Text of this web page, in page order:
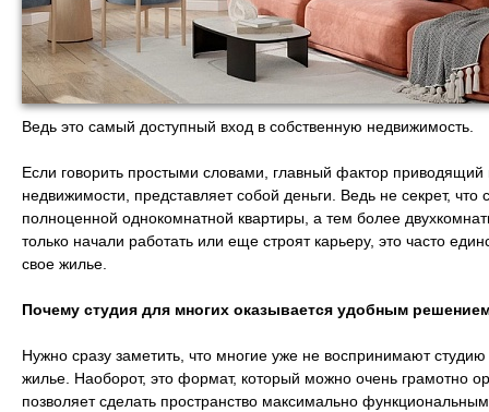
Ведь это самый доступный вход в собственную недвижимость.
Если говорить простыми словами, главный фактор приводящий
недвижимости, представляет собой деньги. Ведь не секрет, что
полноценной однокомнатной квартиры, а тем более
только начали работать или еще строят карьеру, это часто
свое жилье.
Почему студия для многих оказывается удобным
Нужно сразу заметить, что многие уже не воспринимают
жилье. Наоборот, это формат, который можно очень грамотно
позволяет сделать пространство максимально